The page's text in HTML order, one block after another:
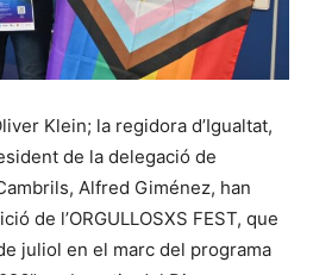
Klein; la regidora d’Igualtat,
de la delegació de
Alfred Giménez, han
de l’ORGULLOSXS FEST, que
juliol en el marc del programa